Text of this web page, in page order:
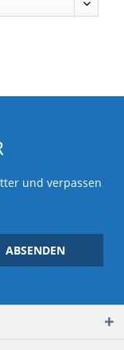
und verpassen
ABSENDEN